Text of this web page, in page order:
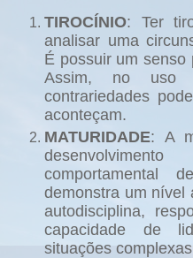
TIROCÍNIO: Ter
analisar uma
É possuir um senso
Assim, no uso
contrariedades
aconteçam.
MATURIDADE: A
comportamental
demonstra um nível
autodisciplina,
capacidade de
situações